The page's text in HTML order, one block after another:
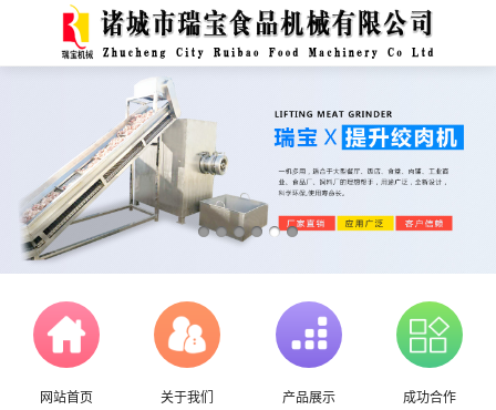
网站首页 关于我们 产品展示 成功合作